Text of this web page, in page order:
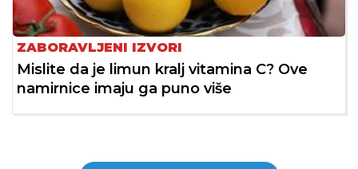
ZABORAVLJENI IZVORI
Mislite da je limun kralj vitamina C? Ove
namirnice imaju ga puno više